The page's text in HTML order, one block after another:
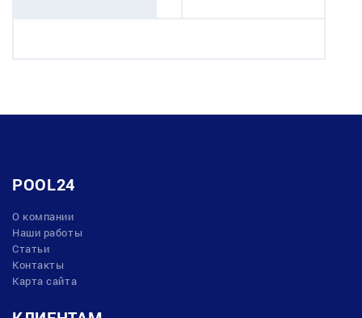
POOL24
О компании
Наши работы
Статьи
Контакты
Карта сайта